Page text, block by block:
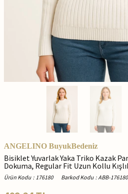
ANGELINO BuyukBedeniz
Bisiklet Yuvarlak Yaka Triko Kazak
Dokuma, Regular Fit Uzun Kollu
Ürün Kodu : 176180 Barkod Kodu : ABB-